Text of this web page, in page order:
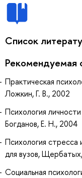
Список
Рекомендуемая
Практическая
Ложкин, Г. В., 2002
Психология
Богданов, Е. Н., 2004
Психология
для вузов,
Социальная